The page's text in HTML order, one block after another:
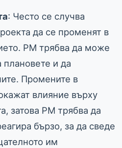
: Често се случва
да се променят в
PM трябва да може
плановете и да
Промените в
влияние върху
затова PM трябва да
бързо, за да сведе
им